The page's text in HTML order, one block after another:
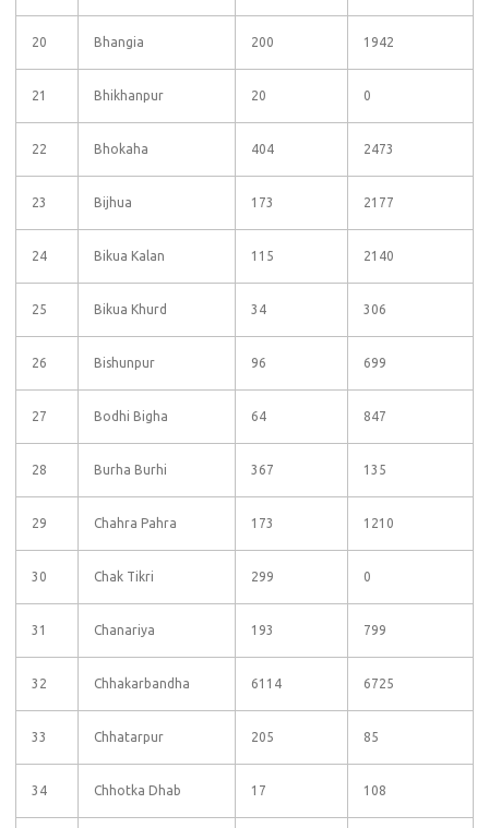
20 Bhangia 200 1942
21 Bhikhanpur 20 0
22 Bhokaha 404 2473
23 Bijhua 173 2177
24 Bikua Kalan 115 2140
25 Bikua Khurd 34 306
26 Bishunpur 96 699
27 Bodhi Bigha 64 847
28 Burha Burhi 367 135
29 Chahra Pahra 173 1210
30 Chak Tikri 299 0
31 Chanariya 193 799
32 Chhakarbandha 6114 6725
33 Chhatarpur 205 85
34 Chhotka Dhab 17 108